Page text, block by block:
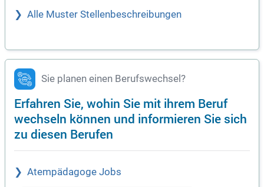
Alle Muster Stellenbeschreibungen
Sie planen einen Berufswechsel?
Erfahren Sie, wohin Sie mit ihrem Beruf
wechseln können und informieren Sie sich
zu diesen Berufen
Atempädagoge Jobs